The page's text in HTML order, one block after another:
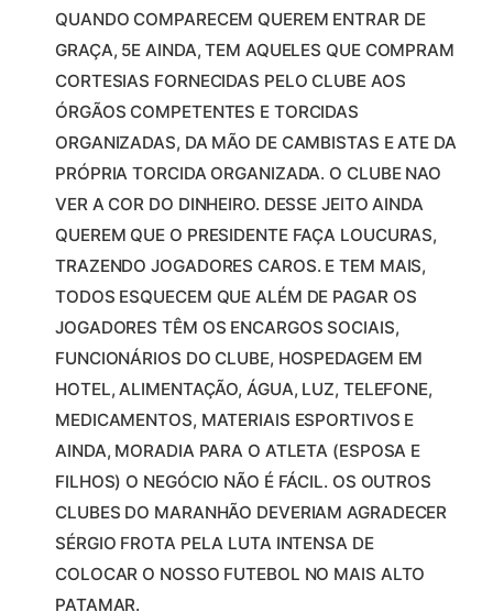
QUANDO COMPARECEM QUEREM ENTRAR DE
GRAÇA, 5E AINDA, TEM AQUELES QUE COMPRAM
CORTESIAS FORNECIDAS PELO CLUBE AOS
ÓRGÃOS COMPETENTES E TORCIDAS
ORGANIZADAS, DA MÃO DE CAMBISTAS E ATE DA
PRÓPRIA TORCIDA ORGANIZADA. O CLUBE NAO
VER A COR DO DINHEIRO. DESSE JEITO AINDA
QUEREM QUE O PRESIDENTE FAÇA LOUCURAS,
TRAZENDO JOGADORES CAROS. E TEM MAIS,
TODOS ESQUECEM QUE ALÉM DE PAGAR OS
JOGADORES TÊM OS ENCARGOS SOCIAIS,
FUNCIONÁRIOS DO CLUBE, HOSPEDAGEM EM
HOTEL, ALIMENTAÇÃO, ÁGUA, LUZ, TELEFONE,
MEDICAMENTOS, MATERIAIS ESPORTIVOS E
AINDA, MORADIA PARA O ATLETA (ESPOSA E
FILHOS) O NEGÓCIO NÃO É FÁCIL. OS OUTROS
CLUBES DO MARANHÃO DEVERIAM AGRADECER
SÉRGIO FROTA PELA LUTA INTENSA DE
COLOCAR O NOSSO FUTEBOL NO MAIS ALTO
PATAMAR.